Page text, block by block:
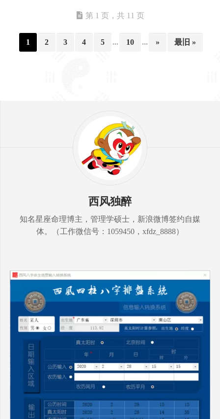
第 1 页，共 11 页
1 2 3 4 5 ... 10 ... » 最旧 »
西风独醉
知名星座命理博主，管理学硕士，新浪微博签约自媒
体。（工作微信号：1059450，xfdz_8888）